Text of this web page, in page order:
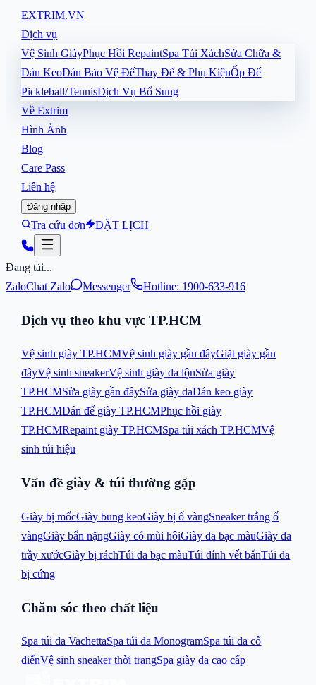
EXTRIM.VN
Dịch vụ
Vệ Sinh GiàyPhục Hồi RepaintSpa Túi XáchSửa Chữa &
Dán KeoDán Bảo Vệ ĐếThay Đế & Phụ KiệnỐp Đế
Pickleball/TennisDịch Vụ Bổ Sung
Về Extrim
Hình Ảnh
Blog
Care Pass
Liên hệ
Đăng nhập
Tra cứu đơn ĐẶT LỊCH
Đang tải...
ZaloChat Zalo Messenger Hotline: 1900-633-916
Dịch vụ theo khu vực TP.HCM
Vệ sinh giày TP.HCMVệ sinh giày gần đâyGiặt giày gần
đâyVệ sinh sneakerVệ sinh giày da lộnSửa giày
TP.HCMSửa giày gần đâySửa giày daDán keo giày
TP.HCMDán đế giày TP.HCMPhục hồi giày
TP.HCMRepaint giày TP.HCMSpa túi xách TP.HCMVệ
sinh túi hiệu
Vấn đề giày & túi thường gặp
Giày bị mốcGiày bung keoGiày bị ố vàngSneaker trắng ố
vàngGiày bẩn nặngGiày có mùi hôiGiày da bạc màuGiày da
trầy xướcGiày bị ráchTúi da bạc màuTúi dính vết bẩnTúi da
bị cứng
Chăm sóc theo chất liệu
Spa túi da VachettaSpa túi da MonogramSpa túi da cổ
điểnVệ sinh sneaker thời trangSpa giày da cao cấp